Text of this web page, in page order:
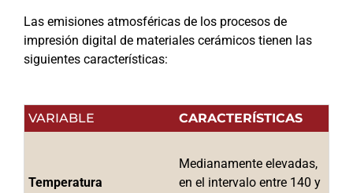
Las emisiones atmosféricas de los procesos de
impresión digital de materiales cerámicos tienen las
siguientes características:
VARIABLE CARACTERÍSTICAS
Temperatura
Medianamente elevadas,
en el intervalo entre 140 y